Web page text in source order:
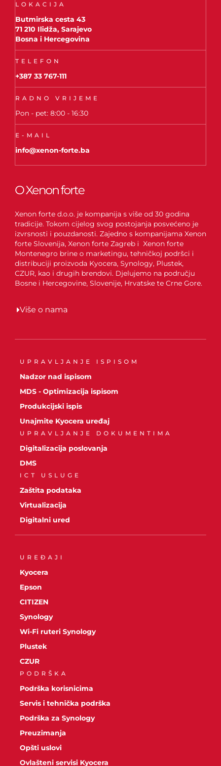
LOKACIJA
Butmirska cesta 43
71 210 Ilidža, Sarajevo
Bosna i Hercegovina
TELEFON
+387 33 767-111
RADNO VRIJEME
Pon - pet: 8:00 - 16:30
E-MAIL
info@xenon-forte.ba
O Xenon forte
Xenon forte d.o.o. je kompanija s više od 30 godina
tradicije. Tokom cijelog svog postojanja posvećeno je
izvrsnosti i pouzdanosti. Zajedno s kompanijama Xenon
forte Slovenija, Xenon forte Zagreb i Xenon forte
Montenegro brine o marketingu, tehničkoj podršci i
distribuciji proizvoda Kyocera, Synology, Plustek,
CZUR, kao i drugih brendovi. Djelujemo na području
Bosne i Hercegovine, Slovenije, Hrvatske te Crne Gore.
Više o nama
UPRAVLJANJE ISPISOM
Nadzor nad ispisom
MDS - Optimizacija ispisom
Produkcijski ispis
Unajmite Kyocera uređaj
UPRAVLJANJE DOKUMENTIMA
Digitalizacija poslovanja
DMS
ICT USLUGE
Zaštita podataka
Virtualizacija
Digitalni ured
UREĐAJI
Kyocera
Epson
CITIZEN
Synology
Wi-Fi ruteri Synology
Plustek
CZUR
PODRŠKA
Podrška korisnicima
Servis i tehnička podrška
Podrška za Synology
Preuzimanja
Opšti uslovi
Ovlašteni servisi Kyocera